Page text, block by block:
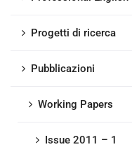
Progetti di ricerca
Pubblicazioni
Working Papers
Issue 2011 – 1